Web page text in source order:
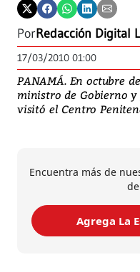
PorRedacción Digital
17/03/2010 01:00
PANAMÁ. En octubre
ministro de Gobierno y
visitó el Centro
Encuentra más de
Agrega La